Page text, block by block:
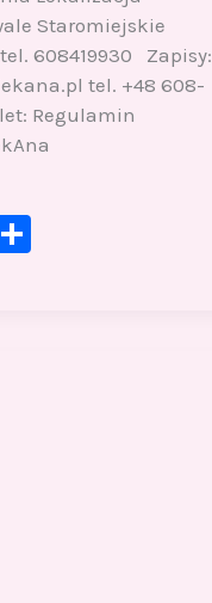
Staromiejskie
608419930 Zapisy:
tel. +48 608-
Regulamin
S